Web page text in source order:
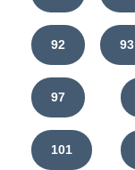
92 93
97
101